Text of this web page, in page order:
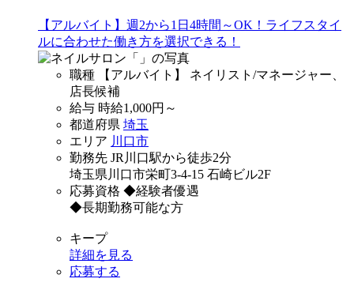
【アルバイト】週2から1日4時間～OK！ライフスタイ
ルに合わせた働き方を選択できる！
職種
【アルバイト】 ネイリスト/マネージャー、
店長候補
給与 時給1,000円～
都道府県 埼玉
エリア 川口市
勤務先 JR川口駅から徒歩2分
埼玉県川口市栄町3-4-15 石崎ビル2F
応募資格 ◆経験者優遇
◆長期勤務可能な方
キープ
詳細を見る
応募する